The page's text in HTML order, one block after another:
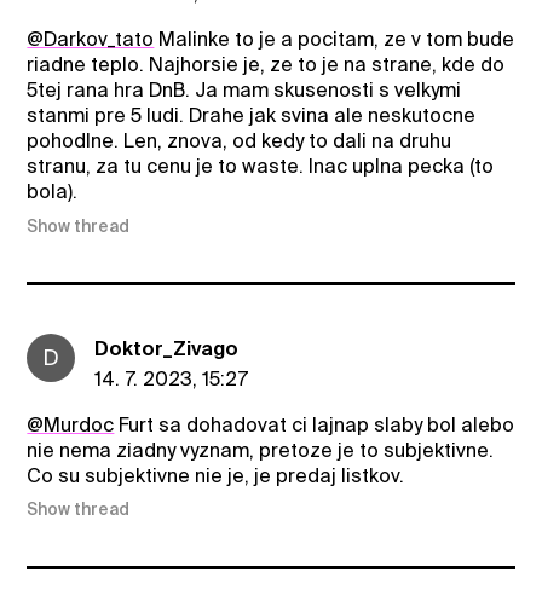
@Darkov_tato Malinke to je a pocitam, ze v tom bude
riadne teplo. Najhorsie je, ze to je na strane, kde do
5tej rana hra DnB. Ja mam skusenosti s velkymi
stanmi pre 5 ludi. Drahe jak svina ale neskutocne
pohodlne. Len, znova, od kedy to dali na druhu
stranu, za tu cenu je to waste. Inac uplna pecka (to
bola).
Show thread
D
Doktor_Zivago
14. 7. 2023, 15:27
@Murdoc Furt sa dohadovat ci lajnap slaby bol alebo
nie nema ziadny vyznam, pretoze je to subjektivne.
Co su subjektivne nie je, je predaj listkov.
Show thread